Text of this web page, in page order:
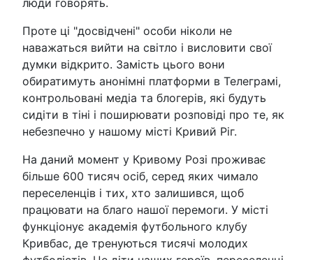
Проте ці "досвідчені" особи ніколи не
наважаться вийти на світло і висловити свої
думки відкрито. Замість цього вони
обиратимуть анонімні платформи в Телеграмі,
контрольовані медіа та блогерів, які будуть
сидіти в тіні і поширювати розповіді про те, як
небезпечно у нашому місті Кривий Ріг.
На даний момент у Кривому Розі проживає
більше 600 тисяч осіб, серед яких чимало
переселенців і тих, хто залишився, щоб
працювати на благо нашої перемоги. У місті
функціонує академія футбольного клубу
Кривбас, де тренуються тисячі молодих